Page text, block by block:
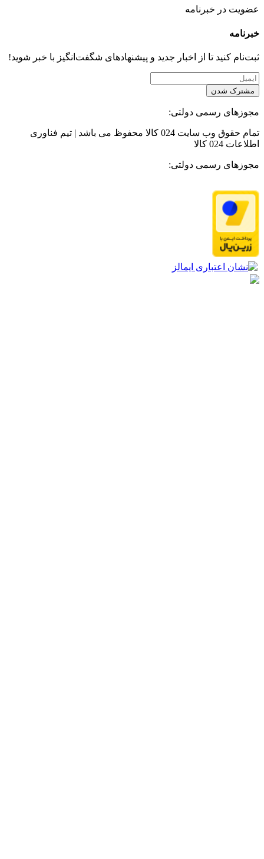
عضویت در خبرنامه
خبر‌نامه
ثبت‌نام کنید تا از اخبار جدید و پیشنهاد‌های شگفت‌انگیز با خبر شوید!
مشترک شدن
مجوزهای رسمی دولتی:
تمام حقوق وب سایت 024 کالا محفوظ می باشد | تیم فناوری
اطلاعات 024 کالا
مجوزهای رسمی دولتی: